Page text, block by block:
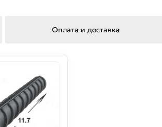
Оплата и доставка